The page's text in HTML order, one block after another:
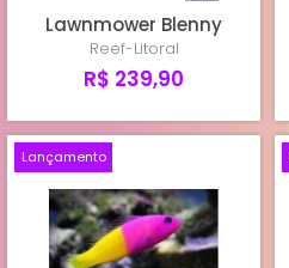
Lawnmower Blenny
Reef-Litoral
R$ 239,90
Lançamento